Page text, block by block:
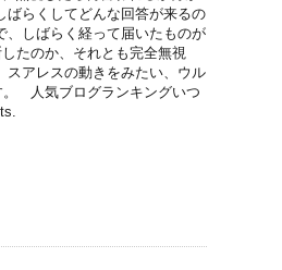
ばらくしてどんな回答が来るの
、しばらく経って届いたものが
たのか、それとも完全無視
スアレスの動きをみたい、ウル
。 人気ブログランキングいつ